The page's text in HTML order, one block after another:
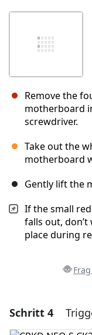
Remove the
motherboard
screwdriver.
Take out the
motherboard
Gently lift the
If the small
falls out,
place during
Schritt 4